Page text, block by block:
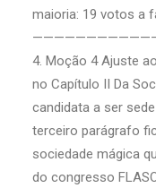
maioria: 19 votos a
4. Moção 4 Ajuste
no Capítulo II Da
candidata a ser
terceiro parágrafo
sociedade mágica
do congresso